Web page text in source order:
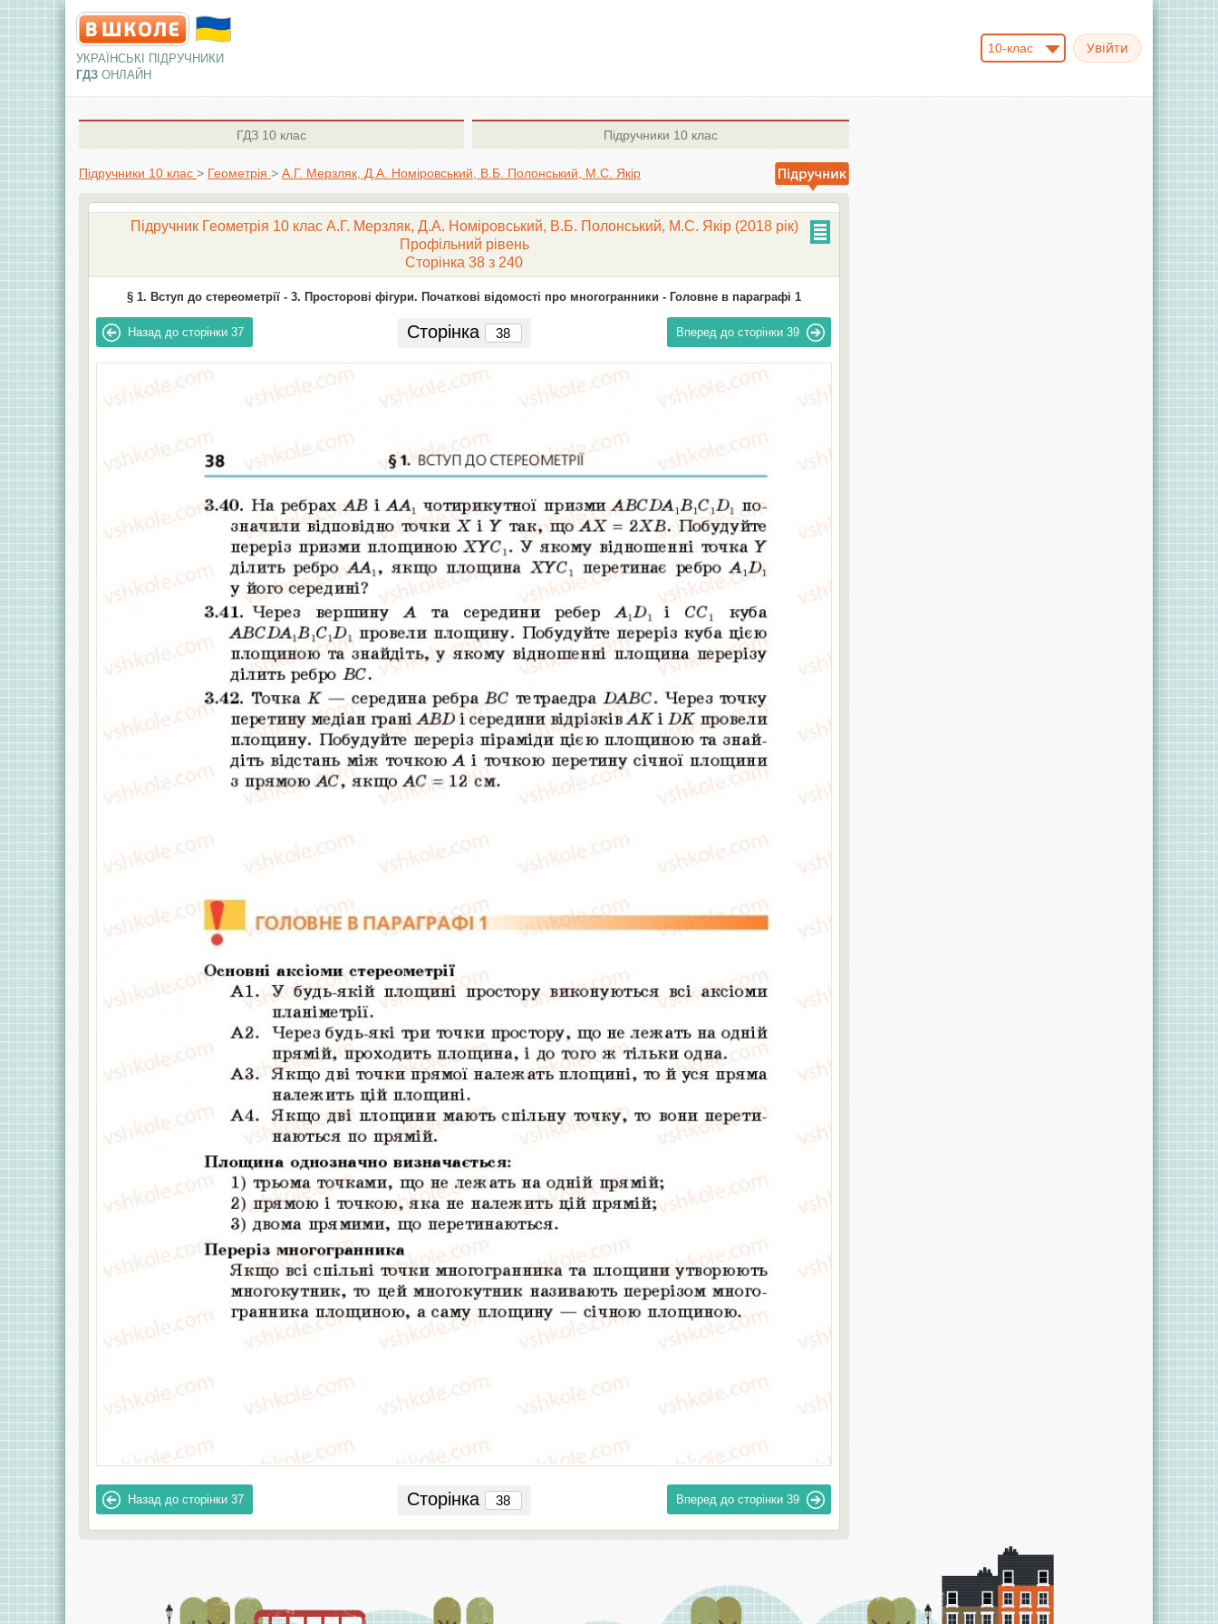
УКРАЇНСЬКІ ПІДРУЧНИКИ
ГДЗ ОНЛАЙН
10-клас
ГДЗ 10 клас Підручники 10 клас
Підручники 10 клас > Геометрія > А.Г. Мерзляк, Д.А. Номіровський, В.Б. Полонський, М.С. Якір
Підручник Геометрія 10 клас А.Г. Мерзляк, Д.А. Номіровський, В.Б. Полонський, М.С. Якір (2018 рік)
Профільний рівень
Сторінка 38 з 240
§ 1. Вступ до стереометрії - 3. Просторові фігури. Початкові відомості про многогранники - Головне в параграфі 1
Назад до сторінки 37 Сторінка Вперед до сторінки 39
Назад до сторінки 37 Сторінка Вперед до сторінки 39